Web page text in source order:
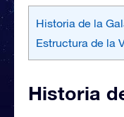
Historia de la
Estructura de la
Historia